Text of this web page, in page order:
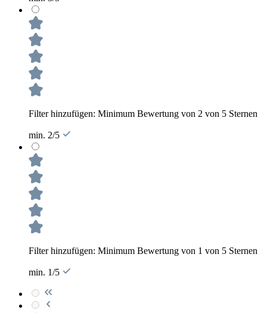
Filter hinzufügen: Minimum Bewertung von 2 von 5 Sternen
min. 2/5
Filter hinzufügen: Minimum Bewertung von 1 von 5 Sternen
min. 1/5